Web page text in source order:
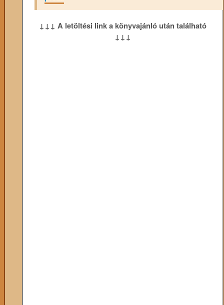
↓↓↓ A letöltési link a könyvajánló után található
↓↓↓